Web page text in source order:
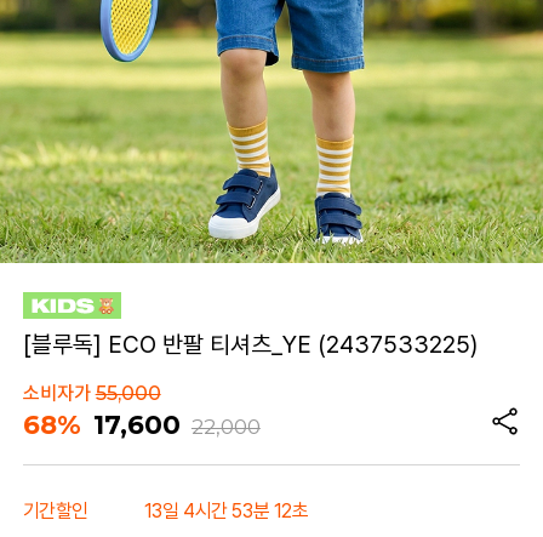
[블루독] ECO 반팔 티셔츠_YE (2437533225)
소비자가55,000
68% 17,600 22,000
기간할인
13일 4시간 53분 12초